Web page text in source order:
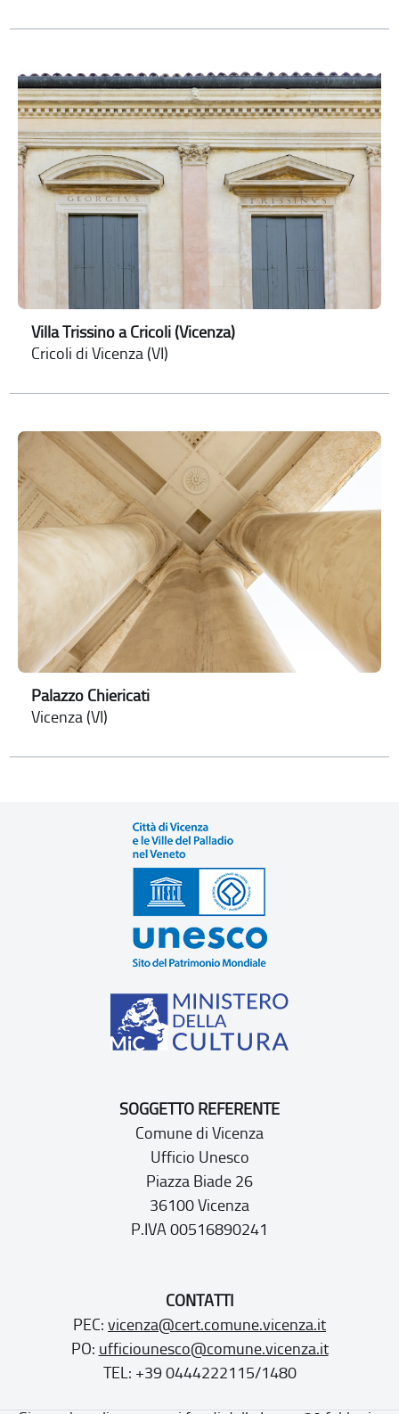
Villa Trissino a Cricoli (Vicenza)
Cricoli di Vicenza (VI)
Palazzo Chiericati
Vicenza (VI)
SOGGETTO REFERENTE
Comune di Vicenza
Ufficio Unesco
Piazza Biade 26
36100 Vicenza
P.IVA 00516890241
CONTATTI
PEC: vicenza@cert.comune.vicenza.it
PO: ufficiounesco@comune.vicenza.it
TEL: +39 0444222115/1480